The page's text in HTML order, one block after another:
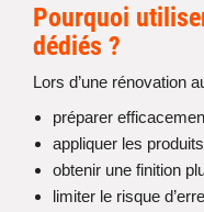
Pourquoi
dédiés ?
Lors d’une rénovation
préparer
appliquer les
obtenir une finition
limiter le risque